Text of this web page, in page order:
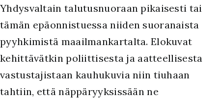
Yhdysvaltain talutusnuoraan pikaisesti tai
tämän epäonnistuessa niiden suoranaista
pyyhkimistä maailmankartalta. Elokuvat
kehittävätkin poliittisesta ja aatteellisesta
vastustajistaan kauhukuvia niin tiuhaan
tahtiin, että näppäryyksissään ne